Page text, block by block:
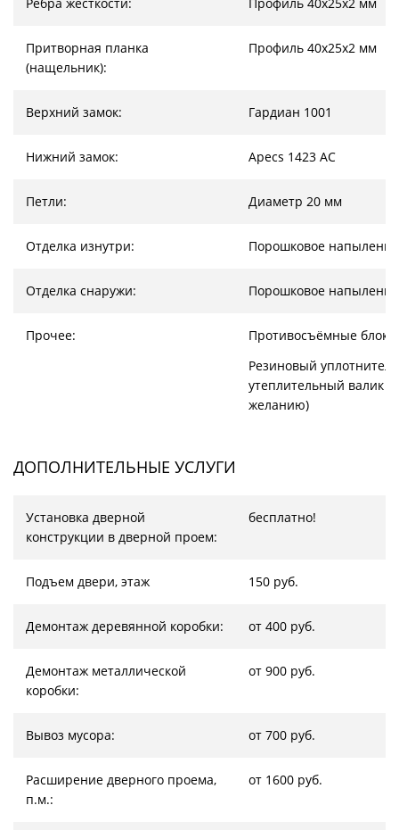
Притворная планка
(нащельник):
Профиль 40х25х2 мм
Верхний замок: Гардиан 1001
Нижний замок: Apecs 1423 AC
Петли: Диаметр 20 мм
Отделка изнутри: Порошковое напыление
Отделка снаружи: Порошковое напыление
Прочее:
Противосъёмные
Резиновый
утеплительный валик
желанию)
ДОПОЛНИТЕЛЬНЫЕ УСЛУГИ
Установка дверной
конструкции в дверной проем:
бесплатно!
Подъем двери, этаж 150 руб.
Демонтаж деревянной коробки: от 400 руб.
Демонтаж металлической
коробки:
от 900 руб.
Вывоз мусора: от 700 руб.
Расширение дверного проема,
п.м.:
от 1600 руб.